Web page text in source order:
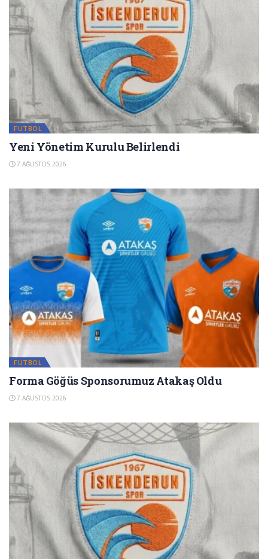
FUTBOL
Yeni Yönetim Kurulu Belirlendi
7 AĞUSTOS 2026
FUTBOL
Forma Göğüs Sponsorumuz Atakaş Oldu
7 AĞUSTOS 2026